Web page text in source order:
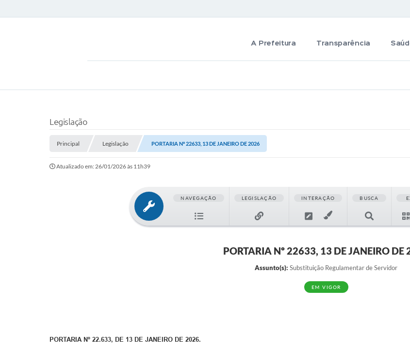
A Prefeitura Transparência
Legislação
Principal Legislação PORTARIA Nº 22633, 13 DE JANEIRO DE 2026
Atualizado em: 26/01/2026 às 11h39
NAVEGAÇÃO LEGISLAÇÃO INTERAÇÃO BUSCA
PORTARIA Nº 22633, 13 DE JANEIRO DE
Assunto(s): Substituição Regulamentar de Servidor
EM VIGOR
PORTARIA Nº 22.633, DE 13 DE JANEIRO DE 2026.